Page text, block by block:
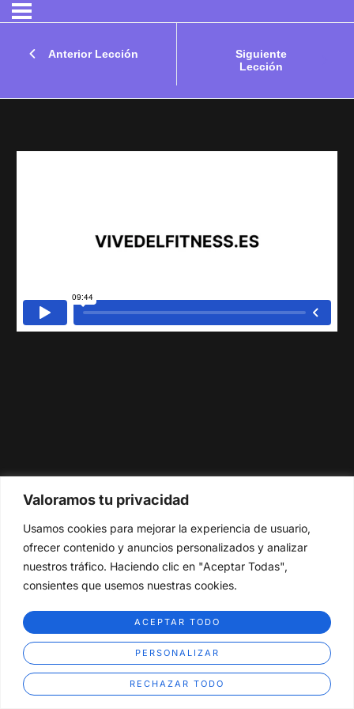
Valoramos tu privacidad
Usamos cookies para mejorar la experiencia de usuario,
ofrecer contenido y anuncios personalizados y analizar
nuestros tráfico. Haciendo clic en "Aceptar Todas",
consientes que usemos nuestras cookies.
PERSONALIZAR
RECHAZAR TODO
ACEPTAR TODO
Anterior Lección
Siguiente
Lección